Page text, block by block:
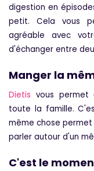
digestion en
petit. Cela vous
agréable avec
d'échanger entre
Manger la
Dietis vous permet
toute la famille.
même chose
parler autour d'un
C'est le